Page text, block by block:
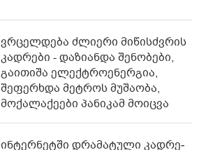
ვრცელდება ძლიერი მიწისძვრის
კადრები - დაზიანდა შენობები,
გაითიშა ელექტროენერგია,
შეფერხდა მეტროს მუშაობა,
მოქალაქეები პანიკამ მოიცვა
ინ­ტერ­ნეტ­ში დრა­მა­ტუ­ლი კად­რე­